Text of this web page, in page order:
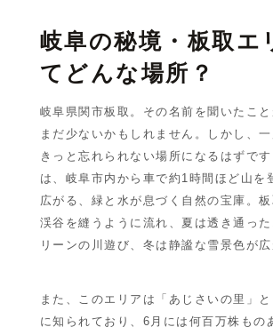
岐阜の秘境・板取エ
てどんな場所？
岐阜県関市板取。その名前を聞いたこと
まだ少ないかもしれません。しかし、
きっと忘れられない場所になるはずで
は、岐阜市内から車で約1時間ほど山を
広がる、緑と水が息づく自然の宝庫。
渓谷を縫うように流れ、夏は透き通っ
リーンの川遊び、冬は静謐な雪景色が広
また、このエリアは「あじさいの里」
に知られており、6月には何百万株もの